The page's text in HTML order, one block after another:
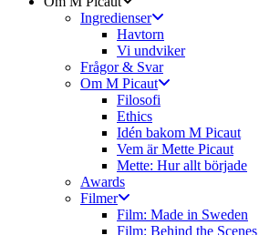
Ingredienser
Havtorn
Vi undviker
Frågor & Svar
Om M Picaut
Filosofi
Ethics
Idén bakom M Picaut
Vem är Mette Picaut
Mette: Hur allt började
Awards
Filmer
Film: Made in Sweden
Film: Behind the Scenes